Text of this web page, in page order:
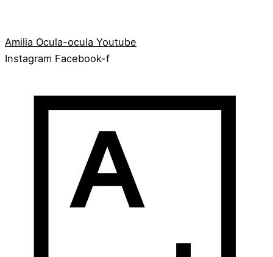
Amilia Ocula-ocula Youtube
Instagram Facebook-f